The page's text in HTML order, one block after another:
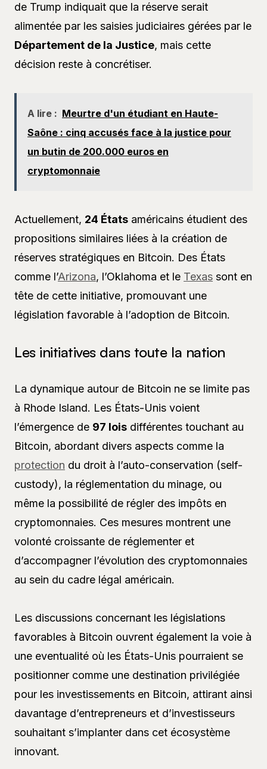
de Trump indiquait que la réserve serait
alimentée par les saisies judiciaires gérées par le
Département de la Justice, mais cette
décision reste à concrétiser.
A lire : Meurtre d'un étudiant en Haute-
Saône : cinq accusés face à la justice pour
un butin de 200.000 euros en
cryptomonnaie
Actuellement, 24 États américains étudient des
propositions similaires liées à la création de
réserves stratégiques en Bitcoin. Des États
comme l’Arizona, l’Oklahoma et le Texas sont en
tête de cette initiative, promouvant une
législation favorable à l’adoption de Bitcoin.
Les initiatives dans toute la nation
La dynamique autour de Bitcoin ne se limite pas
à Rhode Island. Les États-Unis voient
l’émergence de 97 lois différentes touchant au
Bitcoin, abordant divers aspects comme la
protection du droit à l’auto-conservation (self-
custody), la réglementation du minage, ou
même la possibilité de régler des impôts en
cryptomonnaies. Ces mesures montrent une
volonté croissante de réglementer et
d’accompagner l’évolution des cryptomonnaies
au sein du cadre légal américain.
Les discussions concernant les législations
favorables à Bitcoin ouvrent également la voie à
une eventualité où les États-Unis pourraient se
positionner comme une destination privilégiée
pour les investissements en Bitcoin, attirant ainsi
davantage d’entrepreneurs et d’investisseurs
souhaitant s’implanter dans cet écosystème
innovant.